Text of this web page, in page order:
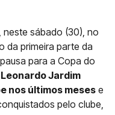
, neste sábado (30), no
da primeira parte da
para a Copa do
Jardim
nos últimos meses e
pelo clube,